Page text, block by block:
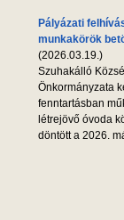
Pályázati
munkakörök
(2026.03.19.)
Szuhakálló
Önkormányzata
fenntartásban
létrejövő óvoda
döntött a 2026.